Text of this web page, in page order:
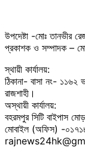
উপদেষ্টা -মোঃ তানভীর
প্রকাশক ও সম্পাদক –
স্থায়ী কার্যালয়:
ঠিকানা- বাসা নং- ১১৬২
রাজশাহী।
অস্থায়ী কার্যালয়:
বহরমপুর সিটি বাইপাস
মোবাইল (অফিস) -